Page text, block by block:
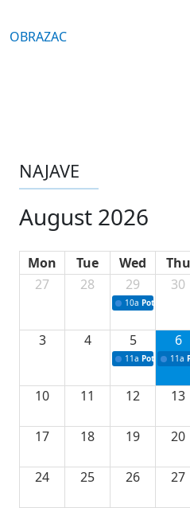
OBRAZAC
NAJAVE
August 2026
Mon Tue Wed Thu
27
28 29
10a
30
3 4 5
11a
6
11a
10 11 12 13
17 18 19 20
24 25 26 27